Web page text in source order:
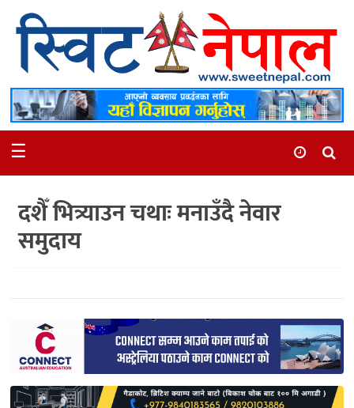
समाचार
स्थानीय
मनोरञ्जन
अन्तर्वार्ता
समाज
भिडियो
साहित्य
प्रदेश
☰
दशैँ भित्र्याउन चथाः मनाउँदै नेवार
समुदाय